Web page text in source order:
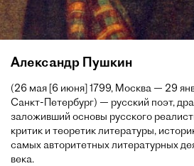
Александр Пушкин
(26 мая [6 июня] 1799, Москва — 29
Санкт-Петербург) — русский поэт,
заложивший основы русского
критик и теоретик литературы,
самых авторитетных литературных
века.